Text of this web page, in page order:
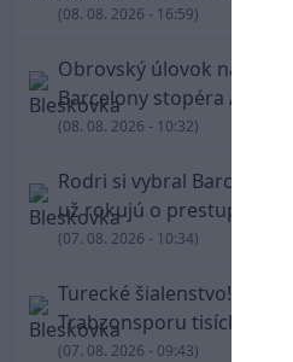
(08. 08. 2026 - 16:59)
Obrovský úlovok na
Barcelony stopéra Arauja
(08. 08. 2026 - 10:32)
Rodri si vybral Barcelonu
už rokujú o prestupovej
(07. 08. 2026 - 10:34)
Turecké šialenstvo!
Trabzonsporu tisícky
(07. 08. 2026 - 09:43)